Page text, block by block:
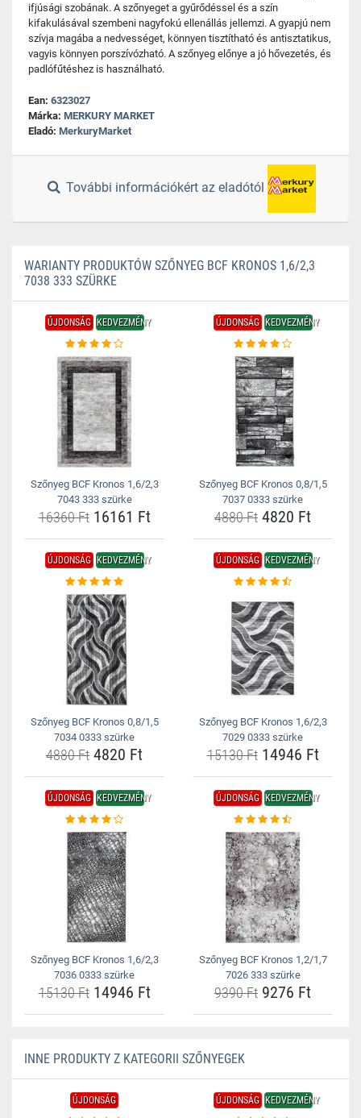
ifjúsági szobának. A szőnyeget a gyűrődéssel és a szín
kifakulásával szembeni nagyfokú ellenállás jellemzi. A gyapjú nem
szívja magába a nedvességet, könnyen tisztítható és antisztatikus,
vagyis könnyen porszívózható. A szőnyeg előnye a jó hővezetés, és
padlófűtéshez is használható.
Ean: 6323027
Márka: MERKURY MARKET
Eladó: MerkuryMarket
További információkért az eladótól
WARIANTY PRODUKTÓW SZŐNYEG BCF KRONOS 1,6/2,3
7038 333 SZÜRKE
ÚJDONSÁG KEDVEZMÉNY
Szőnyeg BCF Kronos 1,6/2,3
7043 333 szürke
16360 Ft16161 Ft
ÚJDONSÁG KEDVEZMÉNY
Szőnyeg BCF Kronos 0,8/1,5
7037 0333 szürke
4880 Ft 4820 Ft
ÚJDONSÁG KEDVEZMÉNY
Szőnyeg BCF Kronos 0,8/1,5
7034 0333 szürke
4880 Ft 4820 Ft
ÚJDONSÁG KEDVEZMÉNY
Szőnyeg BCF Kronos 1,6/2,3
7029 0333 szürke
15130 Ft14946 Ft
ÚJDONSÁG KEDVEZMÉNY
Szőnyeg BCF Kronos 1,6/2,3
7036 0333 szürke
15130 Ft14946 Ft
ÚJDONSÁG KEDVEZMÉNY
Szőnyeg BCF Kronos 1,2/1,7
7026 333 szürke
9390 Ft 9276 Ft
INNE PRODUKTY Z KATEGORII SZŐNYEGEK
ÚJDONSÁG ÚJDONSÁG KEDVEZMÉNY